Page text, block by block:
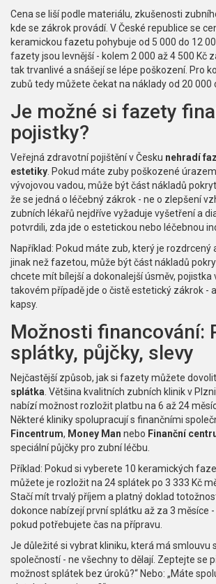
Cena se liší podle materiálu, zkušenosti
kde se zákrok provádí. V České republice se
keramickou fazetu pohybuje od 5 000 do 12
fazety jsou levnější - kolem 2 000 až 4 500 Kč
tak trvanlivé a snášejí se lépe poškození. Pro
zubů tedy můžete čekat na náklady od 20 000
Je možné si fazety
pojistky?
Veřejná zdravotní pojištění v Česku nehradí
estetiky . Pokud máte zuby poškozené
vývojovou vadou, může být část nákladů
že se jedná o léčebný zákrok - ne o zlepšení
zubních lékařů nejdříve vyžaduje vyšetření a
potvrdili, zda jde o estetickou nebo léčebnou
Například: Pokud máte zub, který je rozdrcený
jinak než fazetou, může být část nákladů
chcete mít bílejší a dokonalejší úsměv, pojistka
takovém případě jde o čistě estetický zákrok -
kapsy.
Možnosti financování:
splátky, půjčky, slevy
Nejčastější způsob, jak si fazety můžete
splátka . Většina kvalitních zubních klinik v
nabízí možnost rozložit platbu na 6 až 24
Některé kliniky spolupracují s finančními
Fincentrum, Money Man nebo Finanční
speciální půjčky pro zubní léčbu.
Příklad: Pokud si vyberete 10 keramických
můžete je rozložit na 24 splátek po 3 333 Kč
Stačí mít trvalý příjem a platný doklad
dokonce nabízejí první splátku až za 3 měsíce
pokud potřebujete čas na přípravu.
Je důležité si vybrat kliniku, která má smlouvu
společností - ne všechny to dělají. Zeptejte se
možnost splátek bez úroků?“ Nebo: „Máte